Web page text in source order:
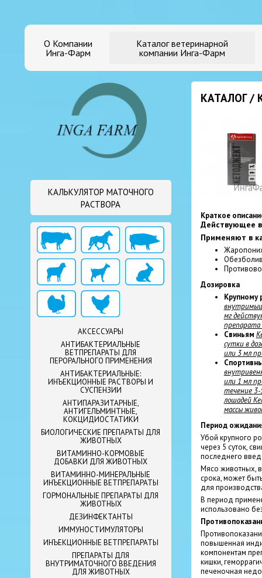
О Компании
Инга-Фарм
Каталог ветеринарной
компании Инга-Фарм
КАЛЬКУЛЯТОР МАТОЧНОГО
РАСТВОРА
АКСЕССУАРЫ
АНТИБАКТЕРИАЛЬНЫЕ
ВЕТПРЕПАРАТЫ ДЛЯ
ПЕРОРАЛЬНОГО ПРИМЕНЕНИЯ
АНТИБАКТЕРИАЛЬНЫЕ:
ИНЪЕКЦИОННЫЕ РАСТВОРЫ И
СУСПЕНЗИИ
АНТИПАРАЗИТАРНЫЕ,
АНТИГЕЛЬМИНТНЫЕ,
КОКЦИДИОСТАТИКИ
БИОЛОГИЧЕСКИЕ ПРЕПАРАТЫ ДЛЯ
ЖИВОТНЫХ
ВИТАМИННО-КОРМОВЫЕ
ДОБАВКИ ДЛЯ ЖИВОТНЫХ
ВИТАМИННО-МИНЕРАЛЬНЫЕ
ИНЪЕКЦИОННЫЕ ВЕТПРЕПАРАТЫ
ГОРМОНАЛЬНЫЕ ПРЕПАРАТЫ ДЛЯ
ЖИВОТНЫХ
ДЕЗИНФЕКТАНТЫ
ИММУНОСТИМУЛЯТОРЫ
ИНЪЕКЦИОННЫЕ ВЕТПРЕПАРАТЫ
ПРЕПАРАТЫ ДЛЯ
ВНУТРИМАТОЧНОГО ВВЕДЕНИЯ
ДЛЯ ЖИВОТНЫХ
КАТАЛОГ /
Краткое
Действующее
Применяют в
Дозировка
Крупному
мг
препарата
Свиньям
сутки в
или 3 мл
или 1 мл
течение 3-
лошадей
массы
Период
Убой крупного
через 5 суток,
последнего
Мясо животных,
срока, может
для
В период
использовано
повышенная
компонентам
кишки,
печеночная